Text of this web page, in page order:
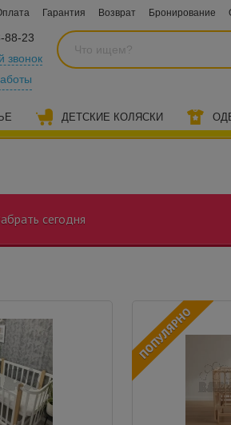
Гарантия Возврат Бронирование
88-23
звонок
ДЕТСКИЕ КОЛЯСКИ
сегодня